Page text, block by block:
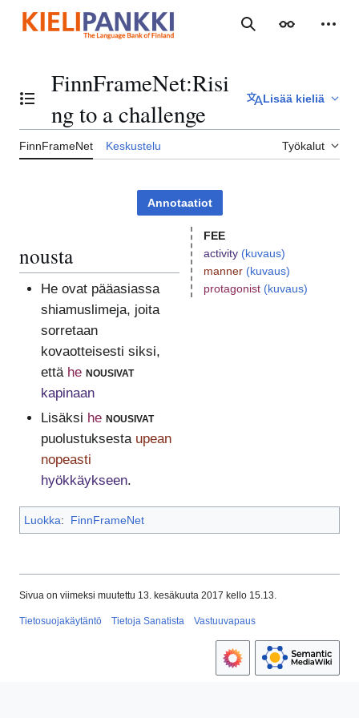
sisältöön
Haku Ulkoasu
Vaihda sisällysluettelo
FinnFrameNet:Risi
ng to a challenge
Lisää kieliä
FinnFrameNet Keskustelu Työkalut
Annotaatiot
nousta
He ovat pääasiassa
shiamuslimeja, joita
sorretaan
kovaotteisesti siksi,
että he nousivat
kapinaan
Lisäksi he nousivat
puolustuksesta upean
nopeasti
hyökkäykseen.
FEE
activity (kuvaus)
manner (kuvaus)
protagonist (kuvaus)
Luokka: FinnFrameNet
Sivua on viimeksi muutettu 13. kesäkuuta 2017 kello 15.13.
Tietosuojakäytäntö Tietoja Sanatista Vastuuvapaus